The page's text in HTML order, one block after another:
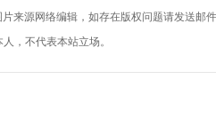
来源网络编辑，如存在版权问题请发送邮
，不代表本站立场。